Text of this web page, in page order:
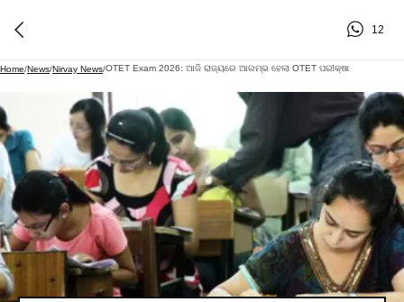
12
Home/News/Nirvay News/OTET Exam 2026: ଆଜି ରାଜ୍ୟରେ ଆରମ୍ଭ ହେଲା OTET ପରୀକ୍ଷା